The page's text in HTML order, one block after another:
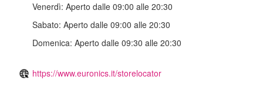
Venerdì: Aperto dalle 09:00 alle 20:30
Sabato: Aperto dalle 09:00 alle 20:30
Domenica: Aperto dalle 09:30 alle 20:30
https://www.euronics.it/storelocator